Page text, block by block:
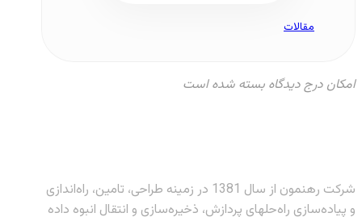
مقالات
امکان درج دیدگاه بسته شده است
شرکت رهنمون از سال 1381 در زمینه طراحی، تامین، راه‌اندازی
و پیاده‌سازی راه‌حلهای پردازش، ذخیره‌سازی و انتقال انبوه داده